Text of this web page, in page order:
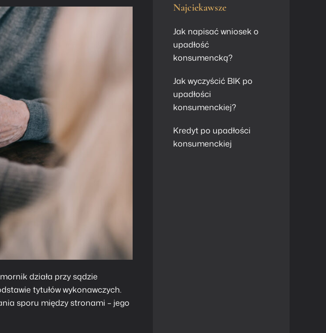
działa przy sądzie
tytułów wykonawczych.
sporu między stronami – jego
Najciekawsze
Jak napisać wniosek o
upadłość
konsumencką?
Jak wyczyścić BIK po
upadłości
konsumenckiej?
Kredyt po upadłości
konsumenckiej